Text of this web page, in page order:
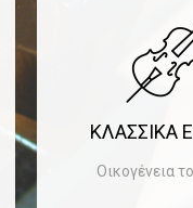
ΚΛΑΣΣΙΚΑ
Οικογένεια